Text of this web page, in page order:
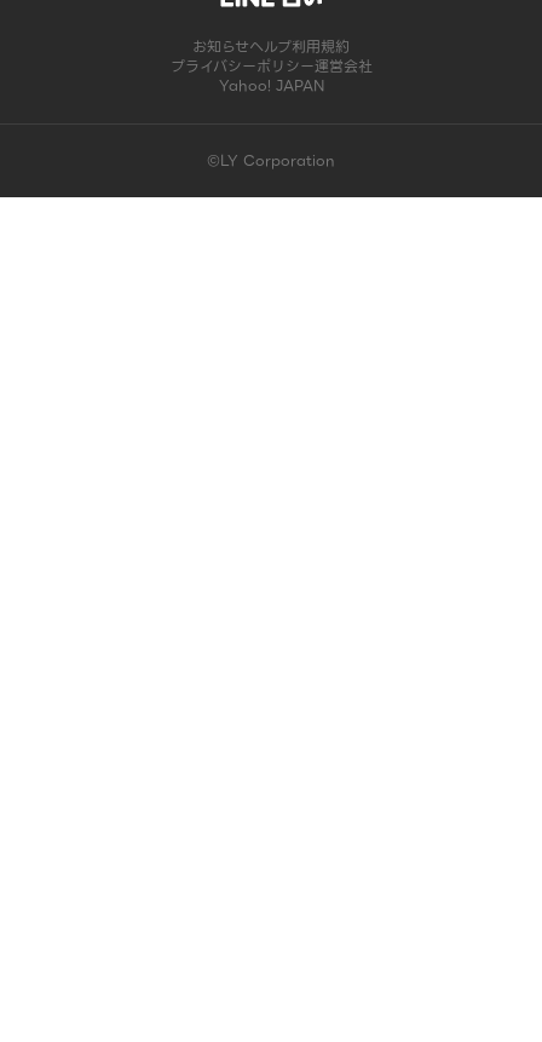
お知らせヘルプ利用規約
プライバシーポリシー運営会社
Yahoo! JAPAN
©LY Corporation
このコンテンツは掲載が終了しました | LINE占い